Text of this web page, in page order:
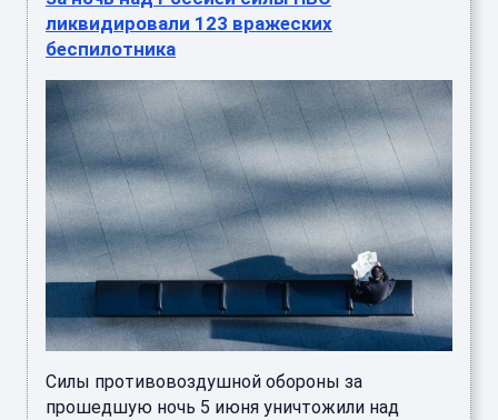
ликвидировали 123 вражеских
беспилотника
Силы противовоздушной обороны за
прошедшую ночь 5 июня уничтожили над